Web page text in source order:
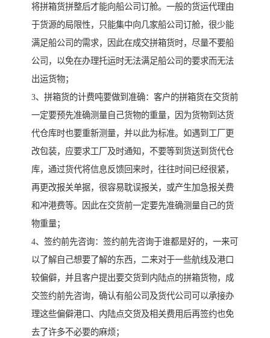
将拼箱货拼整后才能向船公司订舱。一般的货运代理由
于货源的局限性，只能集中向几家船公司订舱，很少能
满足船公司的需求，因此在成交拼箱货时，尽量不要船
公司，以免在办理托运时无法满足船公司的要求而无法
出运货物；
3、拼箱货的计费吨要做到准确：客户的拼箱货在交货前
一定要预先准确测量自己货物的重量，因为货物到达货
代仓库时也要重新测量，并以此为标准。如遇到工厂更
改包装，应要求工厂及时通知，不要等到货送到货代仓
库，通过货代将信息反馈回来时，往往时间已经很紧，
再更改报关单据，很容易耽误报关，或产生加急报关费
和冲港费等。因此在交货前一定要先准确测量自己的货
物重量；
4、签约前先咨询：签约前先咨询于谁都是好的，一来可
以了解自己想要了解的东西，二来对于一些航线及港口
较偏僻，并且客户提出要交货到内陆点的拼箱货物，成
交签约前先咨询，确认有船公司及货代公司可以承接办
理这些偏僻港口、内陆点交货及相关费用后再签约也免
去了许多不必要的麻烦；